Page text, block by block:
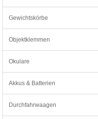
Gewichtskörbe
Objektklemmen
Okulare
Akkus & Batterien
Durchfahrwaagen